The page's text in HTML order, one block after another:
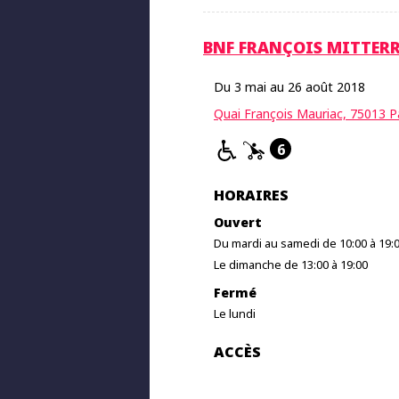
BNF FRANÇOIS
Du 3 mai au 26 août 2018
Quai François Mauriac, 75013
6
HORAIRES
Ouvert
Du mardi au samedi de 10:00 à
Le dimanche de 13:00 à 19:00
Fermé
Le lundi
ACCÈS